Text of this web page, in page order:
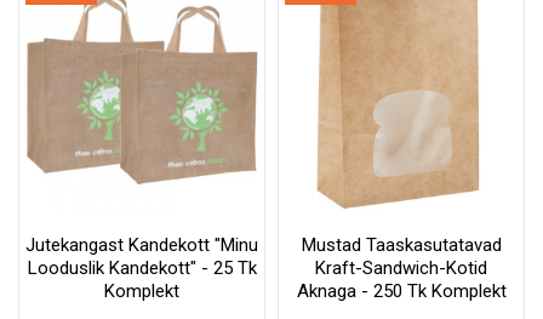
Jutekangast Kandekott "Minu
Looduslik Kandekott" - 25 Tk
Komplekt
Mustad Taaskasutatavad
Kraft-Sandwich-Kotid
Aknaga - 250 Tk Komplekt